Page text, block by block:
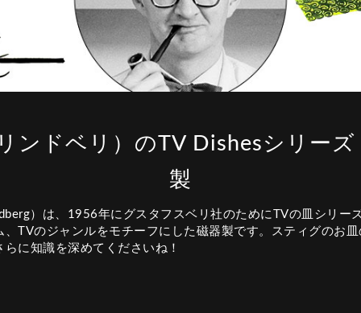
ンドベリ）のTV Dishesシリー
製
）は、1956年にグスタフスベリ社のためにTVの皿シリー
TVのジャンルをモチーフにした磁器製です。スティグのお
らに知識を深めてくださいね！